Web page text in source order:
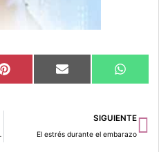
Compartir
en
Pinterest Compartir
en
Email
en
SIGUIENTE
El estrés durante el embarazo